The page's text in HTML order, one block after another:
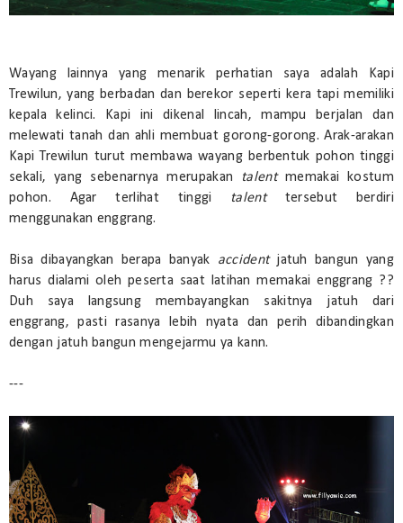
Wayang lainnya yang menarik perhatian saya adalah Kapi
Trewilun, yang berbadan dan berekor seperti kera tapi memiliki
kepala kelinci. Kapi ini dikenal lincah, mampu berjalan dan
melewati tanah dan ahli membuat gorong-gorong. Arak-arakan
Kapi Trewilun turut membawa wayang berbentuk pohon tinggi
sekali, yang sebenarnya merupakan
talent memakai kostum
pohon. Agar terlihat tinggi
talenttersebut berdiri
menggunakan enggrang.
Bisa dibayangkan berapa banyak accidentjatuh bangun yang
harus dialami oleh peserta saat latihan memakai enggrang ??
Duh saya langsung membayangkan sakitnya jatuh dari
enggrang, pasti rasanya lebih nyata dan perih dibandingkan
dengan jatuh bangun mengejarmu ya kann.
---